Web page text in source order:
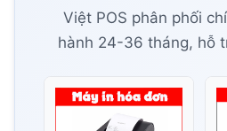
Việt POS phân phối
hành 24-36 tháng, hỗ